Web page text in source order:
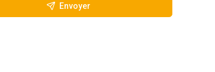
Envoyer